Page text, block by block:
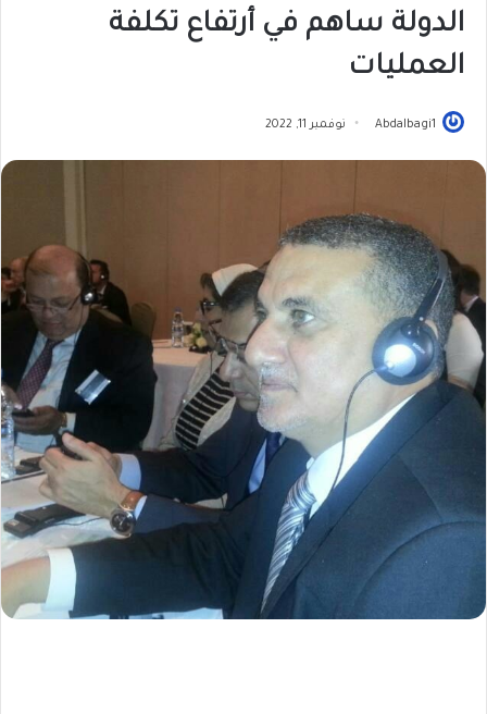
الدولة ساهم في أرتفاع تكلفة
العمليات
Abdalbagi1 نوفمبر 11, 2022